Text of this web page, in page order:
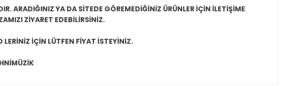
ARADIĞINIZ YA DA SİTEDE GÖREMEDİĞİNİZ ÜRÜNLER İÇİN İLETİŞİME
ZİYARET EDEBİLİRSİNİZ.
İÇİN LÜTFEN FİYAT İSTEYİNİZ.